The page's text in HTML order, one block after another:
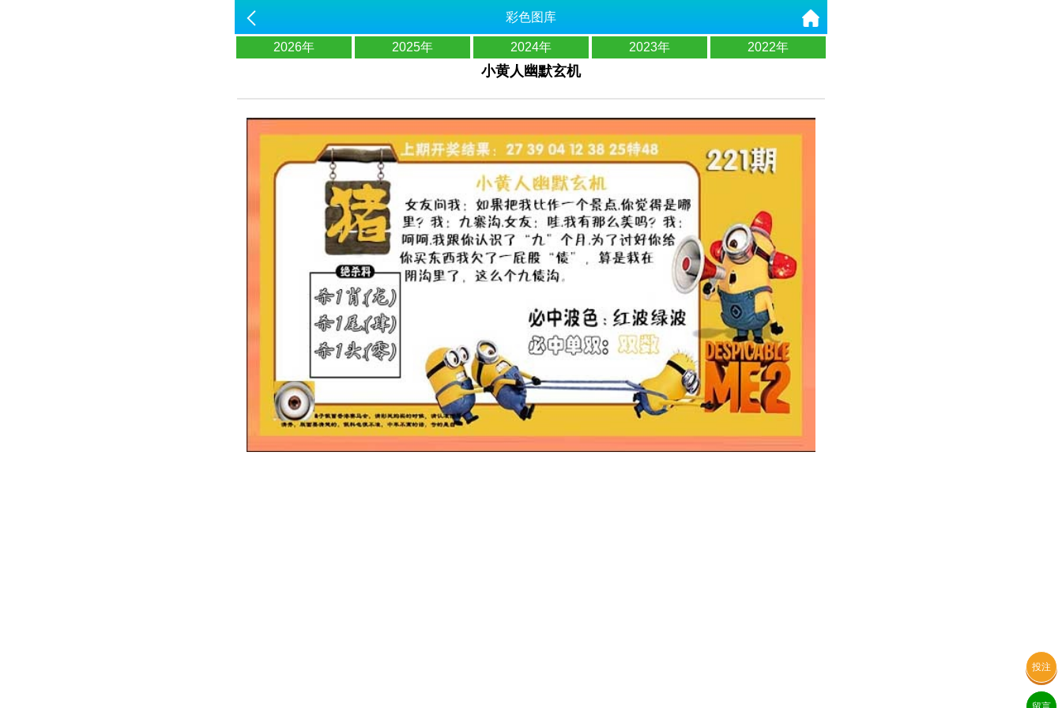
彩色图库
2026年 2025年 2024年 2023年 2022年
小黄人幽默玄机
投注